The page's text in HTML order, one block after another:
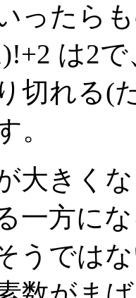
ったら
は2
切れる(
。
大きく
一方に
うでは